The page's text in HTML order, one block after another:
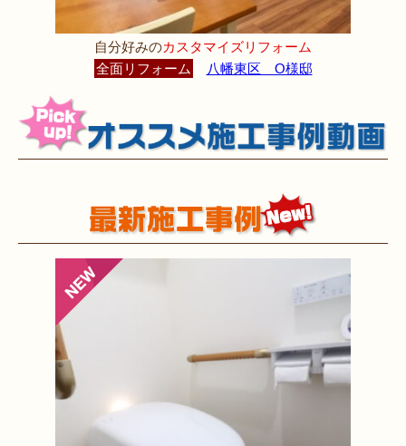
自分好みのカスタマイズリフォーム
全面リフォーム
八幡東区 O様邸